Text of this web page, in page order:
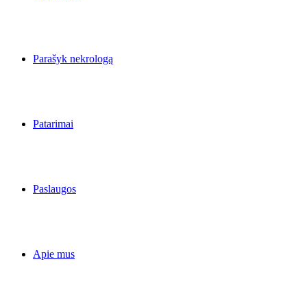
Parašyk nekrologą
Patarimai
Paslaugos
Apie mus